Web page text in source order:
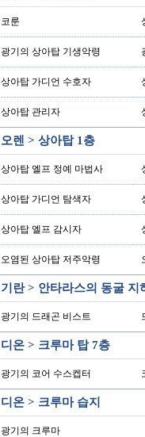
코룬
광기의 상아탑 기생악령
상아탑 가디언 수호자
상아탑 관리자
오렌 > 상아탑 1층
상아탑 엘프 정예 마법사
상아탑 가디언 탐색자
상아탑 엘프 감시자
오염된 상아탑 저주악령
기란 > 안타라스의 동굴 지
광기의 드래곤 비스트
디온 > 크루마 탑 7층
광기의 코어 수스켑터
디온 > 크루마 습지
광기의 크루마